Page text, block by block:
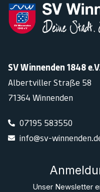
SV Winnenden 1848
Albertviller Straße 58
71364 Winnenden
07195 583550
info@sv-
Unser Newsletter